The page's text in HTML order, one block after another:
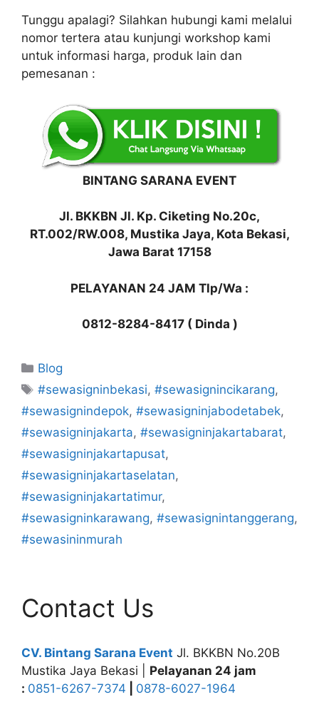
Tunggu apalagi? Silahkan hubungi kami melalui
nomor tertera atau kunjungi workshop kami
untuk informasi harga, produk lain dan
pemesanan :
BINTANG SARANA EVENT
Jl. BKKBN Jl. Kp. Ciketing No.20c,
RT.002/RW.008, Mustika Jaya, Kota Bekasi,
Jawa Barat 17158
PELAYANAN 24 JAM Tlp/Wa :
0812-8284-8417 ( Dinda )
Kategori
Blog
Tag
#sewasigninbekasi,#sewasignincikarang,
#sewasignindepok, #sewasigninjabodetabek,
#sewasigninjakarta, #sewasigninjakartabarat,
#sewasigninjakartapusat,
#sewasigninjakartaselatan,
#sewasigninjakartatimur,
#sewasigninkarawang, #sewasignintanggerang,
#sewasininmurah
Contact Us
CV. Bintang Sarana Event Jl. BKKBN No.20B
Mustika Jaya Bekasi | Pelayanan 24 jam
: 0851-6267-7374 0878-6027-1964